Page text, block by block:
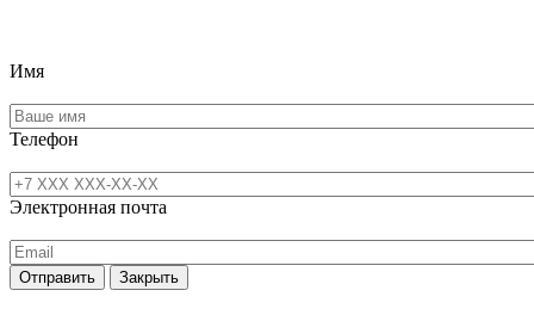
Имя
Телефон
Электронная почта
Отправить Закрыть